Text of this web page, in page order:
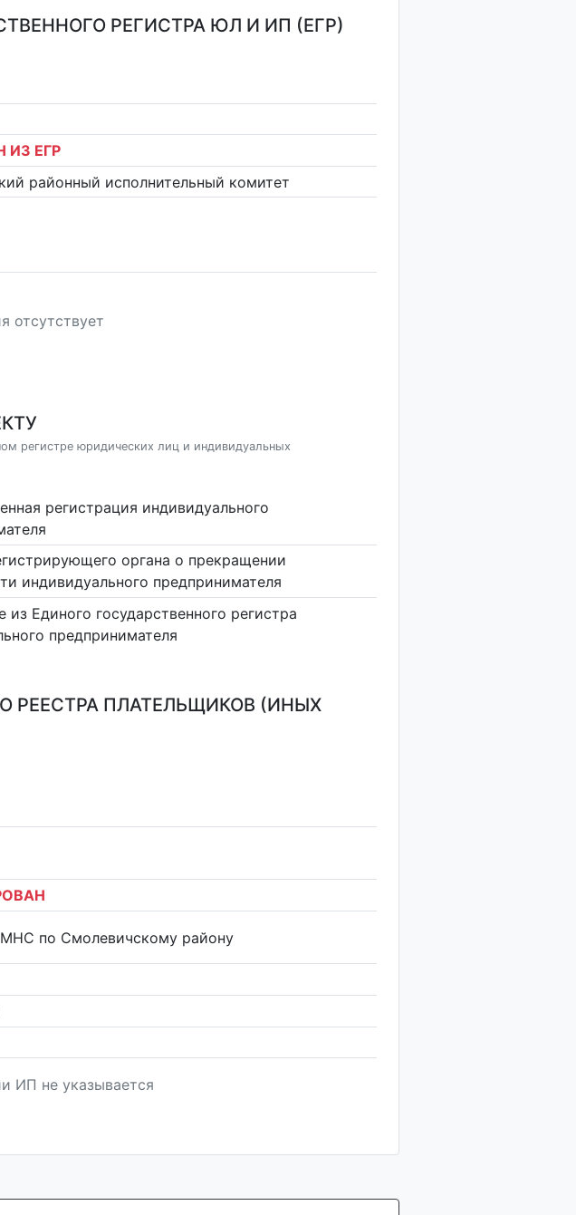
РЕГИСТРА ЮЛ И ИП (ЕГР)
ИЗ ЕГР
районный исполнительный комитет
отсутствует
регистре юридических лиц и индивидуальных
регистрация индивидуального
органа о прекращении
индивидуального предпринимателя
из Единого государственного регистра
предпринимателя
РЕЕСТРА ПЛАТЕЛЬЩИКОВ (ИНЫХ
по Смолевичскому району
ИП не указывается